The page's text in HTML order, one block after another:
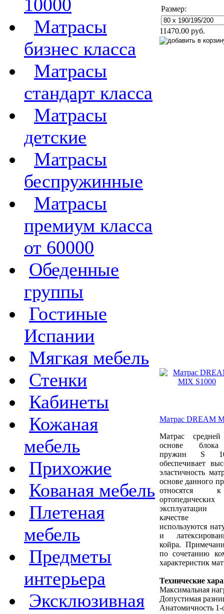
10000
Матрасы
бизнес класса
Матрасы
стандарт класса
Матрасы
детские
Матрасы
беспружинные
Матрасы
премиум класса
от 60000
Обеденные
группы
Гостиные
Испании
Мягкая мебель
Стенки
Кабинеты
Кожаная
мебель
Прихожие
Кованая мебель
Плетеная
мебель
Предметы
интерьера
Эксклюзивная
Размер:
11470.00 руб.
Матрас DREAM
Матрас
основе блока
пружин S
обеспечивает
эластичность
основе данного
относятся
качестве
используются
и
койра.
по сочетанию
характеристик
Технические
Максимальная
Допустимая
Анатомичность